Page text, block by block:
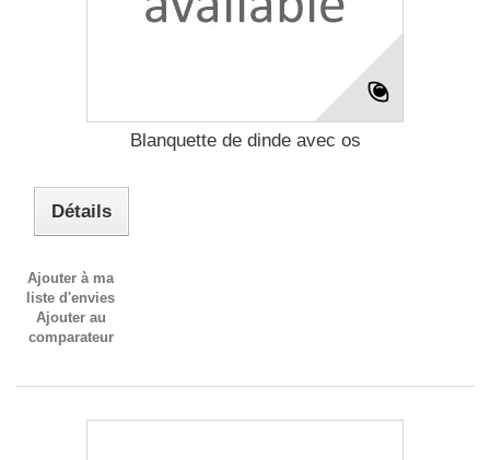
Blanquette de dinde avec os
Détails
Ajouter à ma
liste d'envies
Ajouter au
comparateur